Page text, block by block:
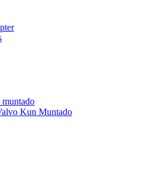
Kun Muntado